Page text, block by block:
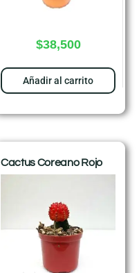
$38,500
Añadir al carrito
Cactus Coreano Rojo